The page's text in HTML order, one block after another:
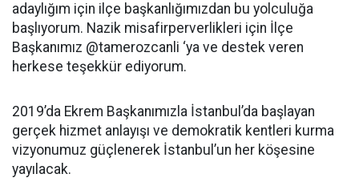
adaylığım için ilçe başkanlığımızdan bu yolculuğa
başlıyorum. Nazik misafirperverlikleri için İlçe
Başkanımız @tamerozcanli ‘ya ve destek veren
herkese teşekkür ediyorum.
2019’da Ekrem Başkanımızla İstanbul’da başlayan
gerçek hizmet anlayışı ve demokratik kentleri kurma
vizyonumuz güçlenerek İstanbul’un her köşesine
yayılacak.